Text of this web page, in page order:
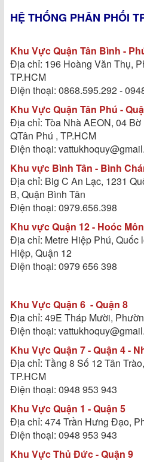
HỆ THỐNG PHÂN PHỐI
Khu Vực Quận Tân Bình -
Địa chỉ: 196 Hoàng Văn Thụ,
TP.HCM
Điện thoại: 0868.595.292 -
Khu Vực Quận Tân Phú -
Địa chỉ: Tòa Nhà AEON, 04 Bờ
QTân Phú , TP.HCM
Điện thoại:
Khu vực Bình Tân - Bình
Địa chỉ: Big C An Lạc, 1231
B, Quận Bình Tân
Điện thoại: 0979.656.398
Khu vực Quận 12 - Hoóc
Địa chỉ: Metre Hiệp Phú, Quốc
Hiệp, Quận 12
Điện thoại: 0979 656 398
Khu Vực Quận 6 - Quận 8
Địa chỉ: 49E Tháp Mười,
Điện thoại:
Khu Vực Quận 7 - Quận 4 -
Địa chỉ: Tầng 8 Số 12 Tân
TP.HCM
Điện thoại: 0948 953 943
Khu Vực Quận 1 - Quận 5
Địa chỉ: 474 Trần Hưng Đạo,
Điện thoại: 0948 953 943
Khu Vực Thủ Đức - Quận 9